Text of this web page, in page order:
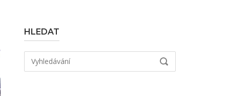
HLEDAT
Hledat:
VYHLEDÁVÁNÍ